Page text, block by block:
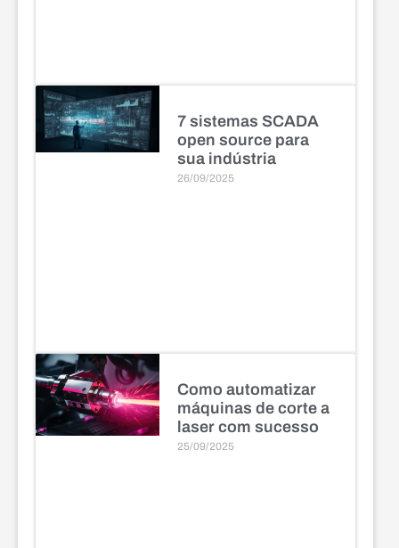
7 sistemas SCADA
open source para
sua indústria
26/09/2025
Como automatizar
máquinas de corte a
laser com sucesso
25/09/2025